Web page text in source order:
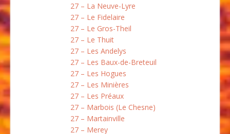
27 – La Neuve-Lyre
27 – Le Fidelaire
27 – Le Gros-Theil
27 – Le Thuit
27 – Les Andelys
27 – Les Baux-de-Breteuil
27 – Les Hogues
27 – Les Minières
27 – Les Préaux
27 – Marbois (Le Chesne)
27 – Martainville
27 – Merey